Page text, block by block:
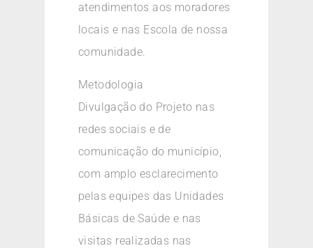
atendimentos aos moradores
locais e nas Escola de nossa
comunidade.
Metodologia
Divulgação do Projeto nas
redes sociais e de
comunicação do município,
com amplo esclarecimento
pelas equipes das Unidades
Básicas de Saúde e nas
visitas realizadas nas